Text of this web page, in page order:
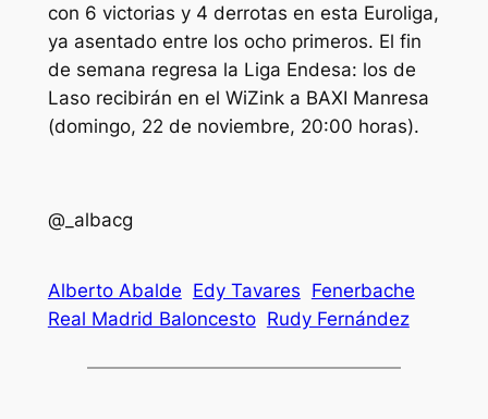
con 6 victorias y 4 derrotas en esta Euroliga,
ya asentado entre los ocho primeros. El fin
de semana regresa la Liga Endesa: los de
Laso recibirán en el WiZink a BAXI Manresa
(domingo, 22 de noviembre, 20:00 horas).
@_albacg
Alberto Abalde Edy Tavares Fenerbache
Real Madrid Baloncesto Rudy Fernández